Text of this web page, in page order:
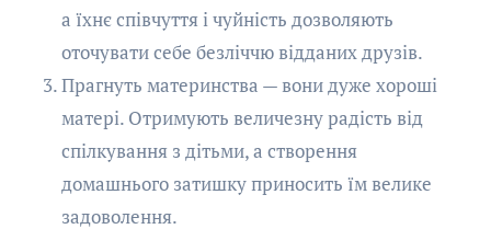
а їхнє співчуття і чуйність дозволяють
оточувати себе безліччю відданих друзів.
Прагнуть материнства — вони дуже хороші
матері. Отримують величезну радість від
спілкування з дітьми, а створення
домашнього затишку приносить їм велике
задоволення.